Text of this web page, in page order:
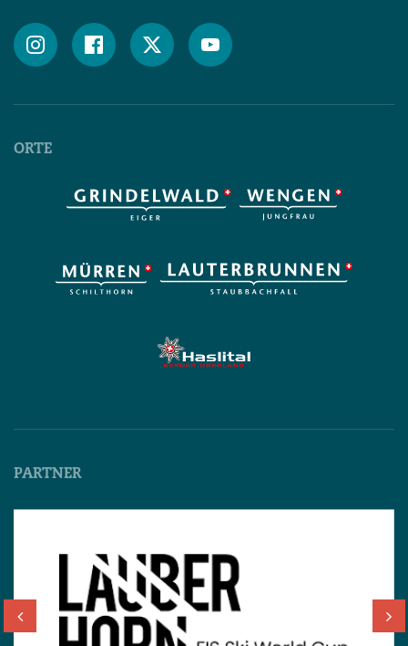
   
ORTE
PARTNER